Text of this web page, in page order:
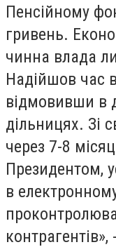
Пенсійному
гривень.
чинна влада
Надійшов час
відмовивши в
дільницях. Зі
через 7-8
Президентом,
в